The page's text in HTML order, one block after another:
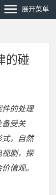
展开菜单
的碰
件的处理
备受关
式，自然
视剧，探
值观。